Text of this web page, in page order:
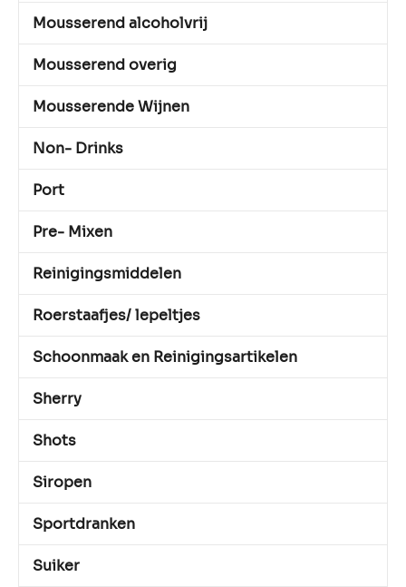
Mousserend alcoholvrij
Mousserend overig
Mousserende Wijnen
Non- Drinks
Port
Pre- Mixen
Reinigingsmiddelen
Roerstaafjes/ lepeltjes
Schoonmaak en Reinigingsartikelen
Sherry
Shots
Siropen
Sportdranken
Suiker